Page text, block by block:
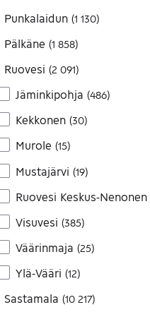
Punkalaidun (1 130)
Pälkäne (1 858)
Ruovesi (2 091)
Jäminkipohja (486)
Kekkonen (30)
Murole (15)
Mustajärvi (19)
Ruovesi Keskus-Nenonen
Visuvesi (385)
Väärinmaja (25)
Ylä-Vääri (12)
Sastamala (10 217)